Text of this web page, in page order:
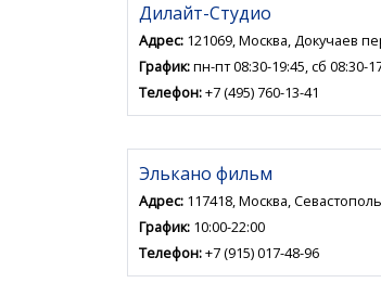
Дилайт-Студио
Адрес: 121069, Москва, Докучаев
График:пн-пт 08:30-19:45, сб 08:30-
Телефон:+7 (495) 760-13-41
Элькано фильм
Адрес: 117418, Москва,
График: 10:00-22:00
Телефон:+7 (915) 017-48-96